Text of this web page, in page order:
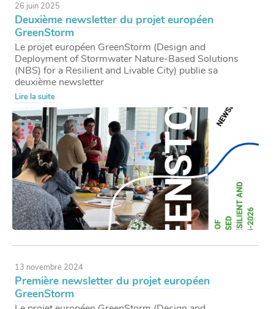
26 juin 2025
Deuxième newsletter du projet européen
GreenStorm
Le projet européen GreenStorm (Design and
Deployment of Stormwater Nature-Based Solutions
(NBS) for a Resilient and Livable City) publie sa
deuxième newsletter
Lire la suite
13 novembre 2024
Première newsletter du projet européen
GreenStorm